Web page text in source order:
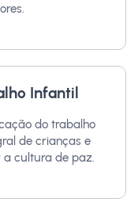
Infantil
do trabalho
de crianças e
a cultura de paz.